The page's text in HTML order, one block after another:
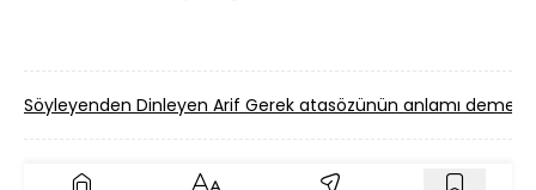
Söyleyenden Dinleyen Arif Gerek atasözünün anlamı demek?